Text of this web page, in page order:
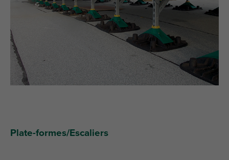
Plate-formes/Escaliers